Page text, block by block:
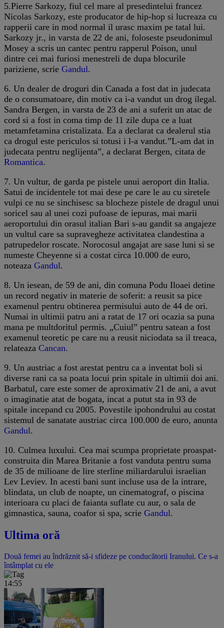
5.Pierre Sarkozy, fiul cel mare al presedintelui francez
Nicolas Sarkozy, este producator de hip-hop si lucreaza cu
rapperii care in mod normal il urasc maxim pe tatal lui.
Sarkozy jr., in varsta de 22 de ani, foloseste pseudonimul
Mosey a scris un cantec pentru rapperul Poison, unul
dintre cei mai furiosi menestreli de dupa blocurile
pariziene, scrie Gandul.
6. Un dealer de droguri din Canada a fost dat in judecata
de o consumatoare, din motiv ca i-a vandut un drog ilegal.
Sandra Bergen, in varsta de 23 de ani a suferit un atac de
cord si a fost in coma timp de 11 zile dupa ce a luat
metamfetamina cristalizata. Ea a declarat ca dealerul stia
ca drogul este periculos si totusi i l-a vandut.”L-am dat in
judecata pentru neglijenta”, a declarat Bergen, citata de
Romantica.
7. Un vultur, de garda pe pistele unui aeroport din Italia.
Satui de incidentele tot mai dese pe care le au cu siretele
vulpi ce nu se sinchisesc sa blocheze pistele de dragul unui
soricel sau al unei cozi pufoase de iepuras, mai marii
aeroportului din orasul italian Bari s-au gandit sa angajeze
un vultul care sa supravegheze activitatea clandestina a
patrupedelor roscate. Norocosul angajat are sase luni si se
numeste Cheyenne si a costat circa 10.000 de euro,
noteaza Gandul.
8. Un iesean, de 59 de ani, din comuna Podu Iloaei detine
un record negativ in materie de soferit: a reusit sa pice
examenul pentru obtinerea permisului auto de 44 de ori.
Numai in ultimii patru ani a ratat de 17 ori ocazia sa puna
mana pe multdoritul permis. „Cuiul” pentru satean a fost
examenul teoretic pe care nu a reusit niciodata sa il treaca,
relateaza Cancan.
9. Un austriac a fost arestat pentru ca a inventat boli si
diverse rani ca sa poata locui prin spitale in ultimii doi ani.
Barbatul, care este somer de aproximativ 21 de ani, a avut
o imaginatie atat de bogata, incat a putut sta in 93 de
spitale incepand cu 2005. Povestile ipohondrului au costat
sistemul de sanatate austriac circa 100.000 de euro, anunta
Gandul.
10. Culmea luxului. Cea mai scumpa proprietate proaspat-
construita din Marea Britanie a fost vanduta pentru suma
de 35 de milioane de lire sterline miliardarului israelian
Lev Leviev. In acesti bani sunt incluse usa de la intrare,
blindata, un club de noapte, un cinematograf, o piscina
interioara cu placi de faianta suflate cu aur, o sala de
gimnastica, sauna, coafor si spa, scrie Gandul.
Ultima oră
Două femei au îndrăznit să-i sfideze pe conducătorii Iranului. Ce s-a
întâmplat cu ele
14:55